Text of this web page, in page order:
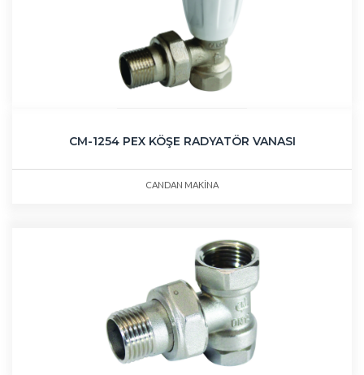
CM-1254 PEX KÖŞE RADYATÖR VANASI
CANDAN MAKİNA